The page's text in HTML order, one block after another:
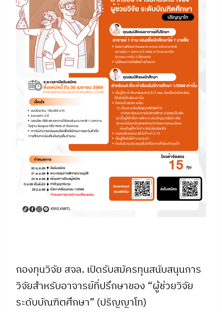
กองทุนวิจัย สจล. เปิดรับสมัครทุนสนับสนุนการ
วิจัยสำหรับอาจารย์ที่ปรึกษาของ “ผู้ช่วยวิจัย
ระดับบัณฑิตศึกษา” (ปริญญาโท)